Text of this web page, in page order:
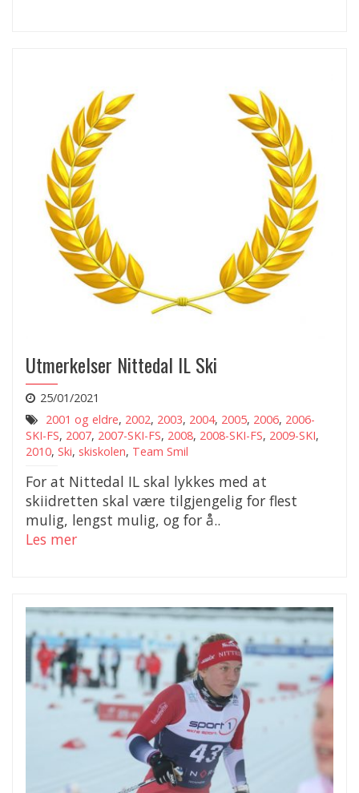
Utmerkelser Nittedal IL Ski
25/01/2021
2001 og eldre, 2002, 2003, 2004, 2005, 2006, 2006-
SKI-FS, 2007, 2007-SKI-FS, 2008, 2008-SKI-FS, 2009-SKI,
2010, Ski, skiskolen, Team Smil
For at Nittedal IL skal lykkes med at
skiidretten skal være tilgjengelig for flest
mulig, lengst mulig, og for å..
Les mer